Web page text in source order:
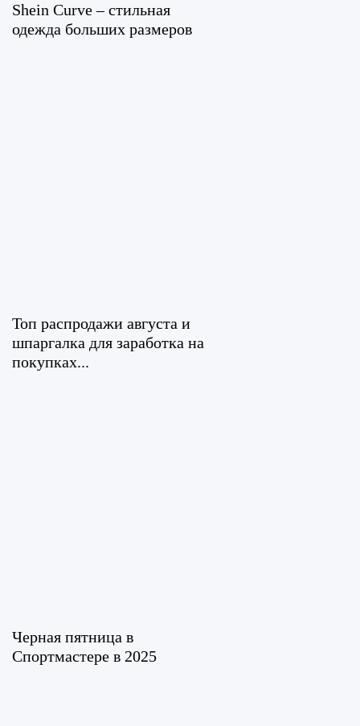
Shein Curve – стильная
одежда больших размеров
Топ распродажи августа и
шпаргалка для заработка на
покупках...
Черная пятница в
Спортмастере в 2025